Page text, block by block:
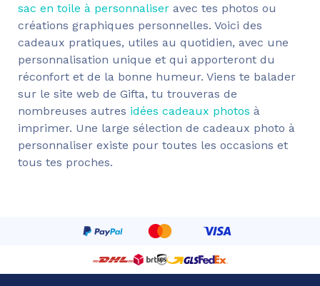
sac en toile à personnaliser avec tes photos ou
créations graphiques personnelles. Voici des
cadeaux pratiques, utiles au quotidien, avec une
personnalisation unique et qui apporteront du
réconfort et de la bonne humeur. Viens te balader
sur le site web de Gifta, tu trouveras de
nombreuses autres idées cadeaux photos à
imprimer. Une large sélection de cadeaux photo à
personnaliser existe pour toutes les occasions et
tous tes proches.